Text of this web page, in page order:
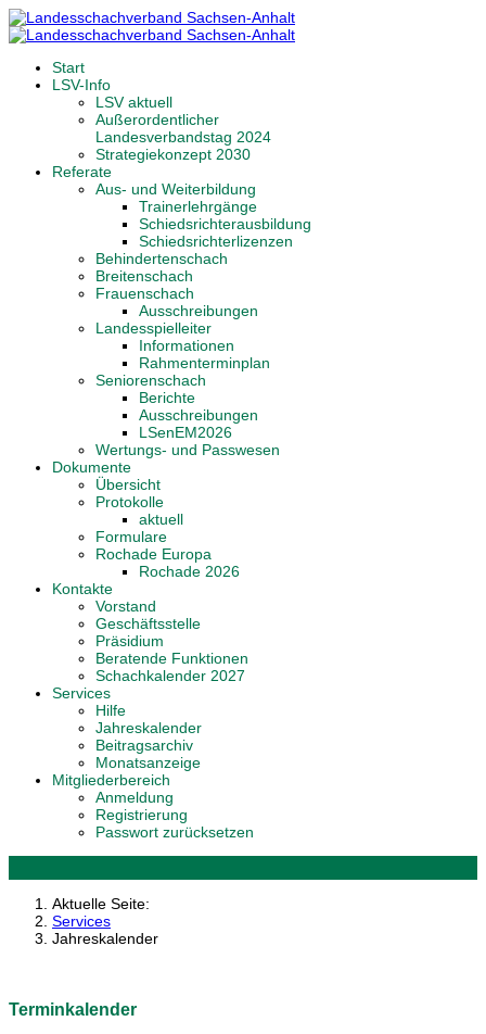
Start
LSV-Info
LSV aktuell
Außerordentlicher
Landesverbandstag 2024
Strategiekonzept 2030
Referate
Aus- und Weiterbildung
Trainerlehrgänge
Schiedsrichterausbildung
Schiedsrichterlizenzen
Behindertenschach
Breitenschach
Frauenschach
Ausschreibungen
Landesspielleiter
Informationen
Rahmenterminplan
Seniorenschach
Berichte
Ausschreibungen
LSenEM2026
Wertungs- und Passwesen
Dokumente
Übersicht
Protokolle
aktuell
Formulare
Rochade Europa
Rochade 2026
Kontakte
Vorstand
Geschäftsstelle
Präsidium
Beratende Funktionen
Schachkalender 2027
Services
Hilfe
Jahreskalender
Beitragsarchiv
Monatsanzeige
Mitgliederbereich
Anmeldung
Registrierung
Passwort zurücksetzen
Aktuelle Seite:
Services
Jahreskalender
Terminkalender